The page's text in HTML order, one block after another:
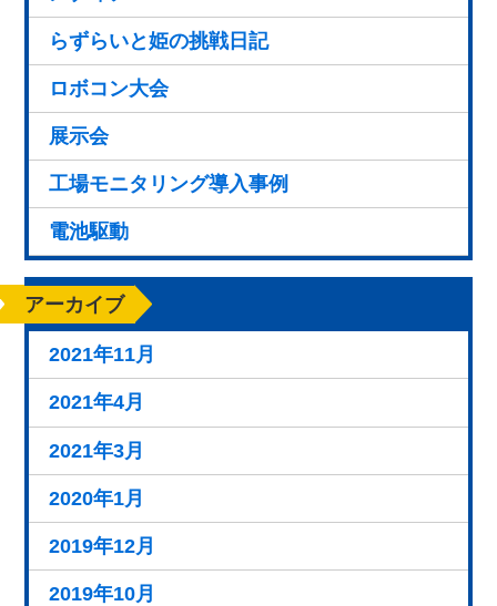
らずらいと姫の挑戦日記
ロボコン大会
展示会
工場モニタリング導入事例
電池駆動
アーカイブ
2021年11月
2021年4月
2021年3月
2020年1月
2019年12月
2019年10月